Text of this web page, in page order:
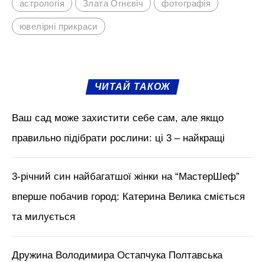
астрологія Злата Огнєвіч фотографія
ювелірні прикраси
ЧИТАЙ ТАКОЖ
Ваш сад може захистити себе сам, але якщо
правильно підібрати рослини: ці 3 – найкращі
3-річний син найбагатшої жінки на “МастерШеф”
вперше побачив город: Катерина Велика сміється
та милується
Дружина Володимира Остапчука Полтавська